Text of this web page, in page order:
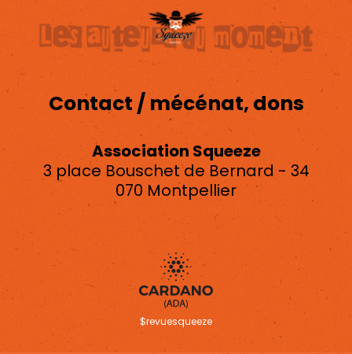
Contact / mécénat, dons
Association Squeeze
3 place Bouschet de Bernard - 34
070 Montpellier
asso.squeeze@gmail.com
$revuesqueeze